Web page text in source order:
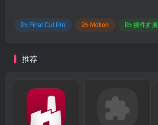
Final Cut Pro Motion 插件扩展
推荐